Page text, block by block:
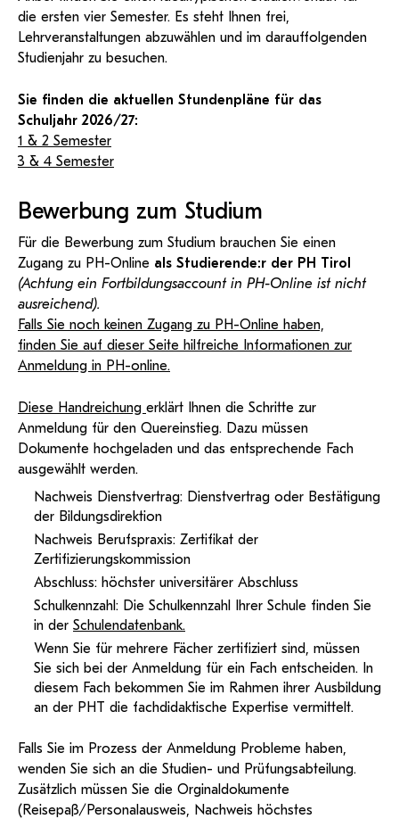
die ersten vier Semester. Es steht Ihnen frei,
Lehrveranstaltungen abzuwählen und im darauffolgenden
Studienjahr zu besuchen.
Sie finden die aktuellen Stundenpläne für das
Schuljahr 2026/27:
1 & 2 Semester
3 & 4 Semester
Bewerbung zum Studium
Für die Bewerbung zum Studium brauchen Sie einen
Zugang zu PH-Online als Studierende:r der PH Tirol
(Achtung ein Fortbildungsaccount in PH-Online ist nicht
ausreichend).
Falls Sie noch keinen Zugang zu PH-Online haben,
finden Sie auf dieser Seite hilfreiche Informationen zur
Anmeldung in PH-online.
Diese Handreichung erklärt Ihnen die Schritte zur
Anmeldung für den Quereinstieg. Dazu müssen
Dokumente hochgeladen und das entsprechende Fach
ausgewählt werden.
Nachweis Dienstvertrag: Dienstvertrag oder Bestätigung
der Bildungsdirektion
Nachweis Berufspraxis: Zertifikat der
Zertifizierungskommission
Abschluss: höchster universitärer Abschluss
Schulkennzahl: Die Schulkennzahl Ihrer Schule finden Sie
in der Schulendatenbank.
Wenn Sie für mehrere Fächer zertifiziert sind, müssen
Sie sich bei der Anmeldung für ein Fach entscheiden. In
diesem Fach bekommen Sie im Rahmen ihrer Ausbildung
an der PHT die fachdidaktische Expertise vermittelt.
Falls Sie im Prozess der Anmeldung Probleme haben,
wenden Sie sich an die Studien- und Prüfungsabteilung.
Zusätzlich müssen Sie die Orginaldokumente
(Reisepaß/Personalausweis, Nachweis höchstes